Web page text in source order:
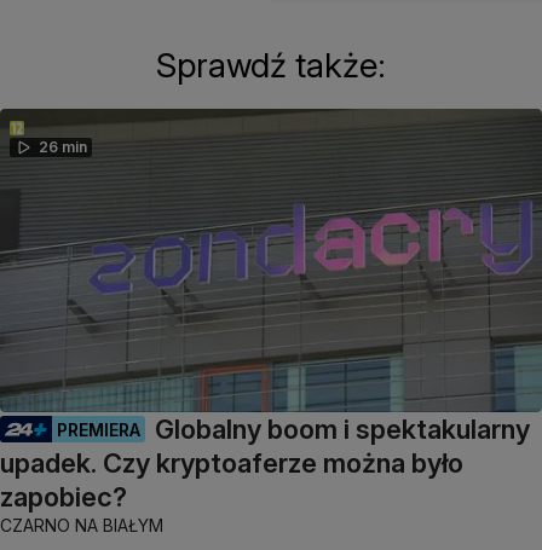
Sprawdź także:
26 min
PREMIERA
Globalny boom i spektakularny
upadek. Czy kryptoaferze można było
zapobiec?
CZARNO NA BIAŁYM